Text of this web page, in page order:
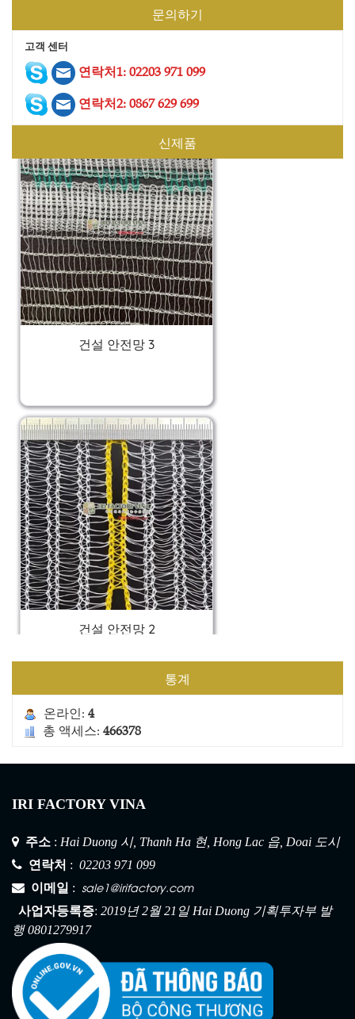
문의하기
고객 센터
연락처1: 02203 971 099
연락처2: 0867 629 699
신제품
건설 안전망 3
건설 안전망 2
건설 안전망 1
통계
온라인: 4
총 액세스: 466378
IRI FACTORY VINA
주소 : Hai Duong 시, Thanh Ha 현, Hong Lac 읍, Doai 도시
연락처 : 02203 971 099
이메일 : sale1@irifactory.com
사업자등록증: 2019년 2월 21일 Hai Duong 기획투자부 발
행 0801279917